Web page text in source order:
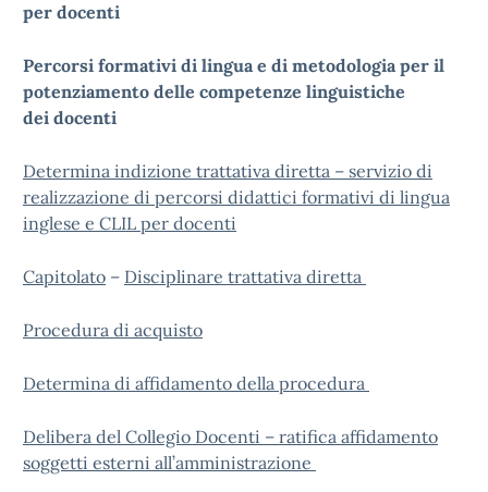
per docenti
Percorsi formativi di lingua e di metodologia per il
potenziamento delle competenze linguistiche
dei docenti
Determina indizione trattativa diretta – servizio di
realizzazione di percorsi didattici formativi di lingua
inglese e CLIL per docenti
Capitolato – Disciplinare trattativa diretta
Procedura di acquisto
Determina di affidamento della procedura
Delibera del Collegio Docenti – ratifica affidamento
soggetti esterni all’amministrazione